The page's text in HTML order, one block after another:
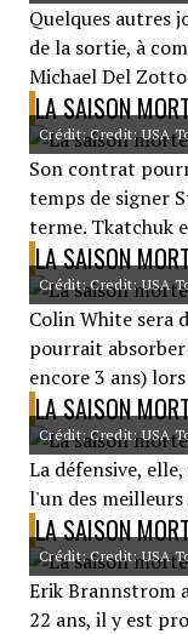
Quelques autres
de la sortie, à
Michael Del
LA SAISON
Crédit: Credit: USA
Son contrat
temps de signer
terme. Tkatchuk
LA SAISON
Crédit: Credit: USA
Colin White sera
pourrait
encore 3 ans)
LA SAISON
Crédit: Credit: USA
La défensive,
l'un des meilleurs
LA SAISON
Crédit: Credit: USA
Erik Brannstrom
22 ans, il y est